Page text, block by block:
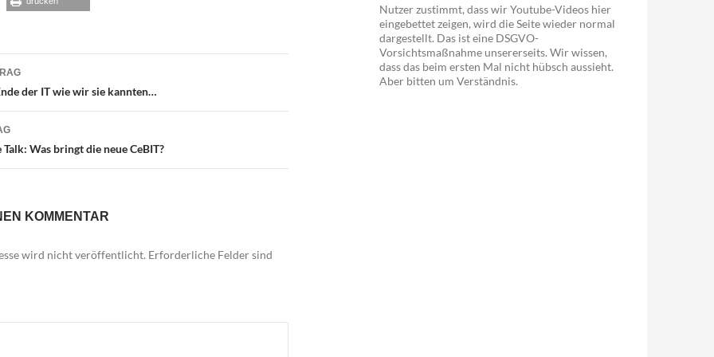
der IT wie wir sie kannten…
Was bringt die neue CeBIT?
KOMMENTAR
wird nicht veröffentlicht. Erforderliche Felder sind
Nutzer zustimmt, dass wir Youtube-Videos hier
eingebettet zeigen, wird die Seite wieder normal
dargestellt. Das ist eine DSGVO-
Vorsichtsmaßnahme unsererseits. Wir wissen,
dass das beim ersten Mal nicht hübsch aussieht.
Aber bitten um Verständnis.